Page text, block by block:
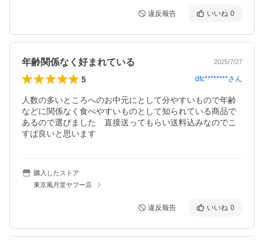
違反報告 いいね 0
年齢関係なく好まれている 2025/7/27
5 dfc********さん
人数の多いところへのお中元にとして分やすいもので年齢
などに関係なく食べやすいものとして知られている商品で
あるので選びました　直接送ってもらい送料込みなのでこ
すぱ良いと思います
購入したストア
東京風月堂ヤフー店
違反報告 いいね 0